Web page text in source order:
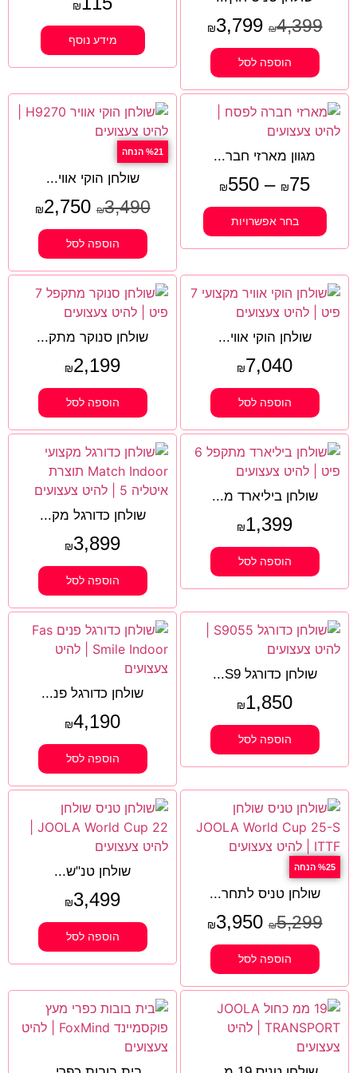
₪4,399
₪3,799
הוספה לסל
₪
מידע נוסף
מגוון מארזי חבר...
₪75
–
₪550
בחר אפשרויות
%21 הנחה
שולחן הוקי אווי...
₪3,490
₪2,750
הוספה לסל
שולחן הוקי אווי...
₪7,040
הוספה לסל
שולחן סנוקר מתק...
₪2,199
הוספה לסל
שולחן ביליארד מ...
₪1,399
הוספה לסל
שולחן כדורגל מק...
₪3,899
הוספה לסל
שולחן כדורגל S9...
₪1,850
הוספה לסל
שולחן כדורגל פנ...
₪4,190
הוספה לסל
%25 הנחה
שולחן טניס לתחר...
₪5,299
₪3,950
הוספה לסל
שולחן טנ"ש...
₪3,499
הוספה לסל